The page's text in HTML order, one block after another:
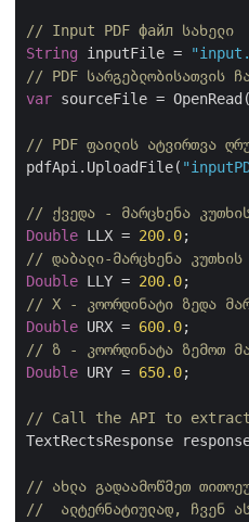
// Input PDF файл სახელი
String inputFile =
// PDF სარგებლობისათვის
var sourceFile =
// PDF ფაილის ატვირთვა
pdfApi.UploadFile(
// ქვედა - მარცხენა
Double LLX = 200.0
// დაბალი-მარცხენა კუთხის
Double LLY = 200.0
// X - კოორდინატი ზედა
Double URX = 600.0
// ზ - კოორდინატა ზემოთ
Double URY = 650.0;
// Call the API to
TextRectsResponse
// ახლა გადაამოწმეთ
//  ალტერნატიულად, ჩვენ